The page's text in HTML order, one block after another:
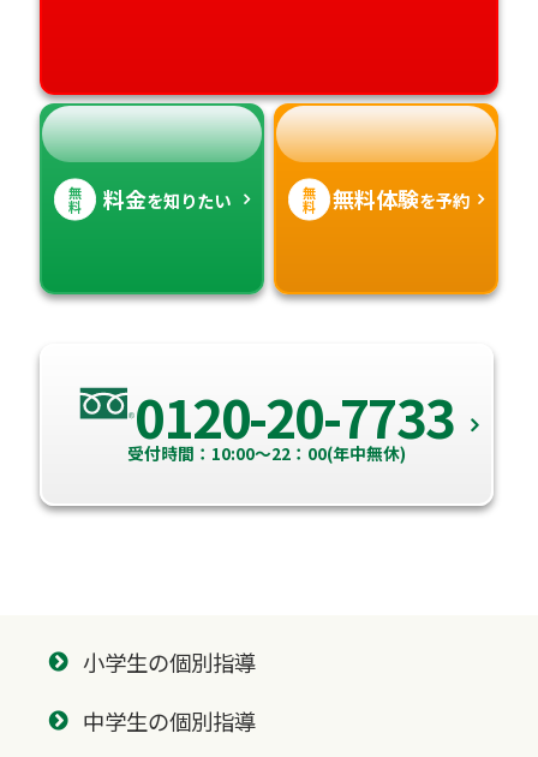
無
料 料金を知りたい 無
料 無料体験を予約
0120-20-7733
受付時間：10:00～22：00(年中無休)
小学生の個別指導
中学生の個別指導